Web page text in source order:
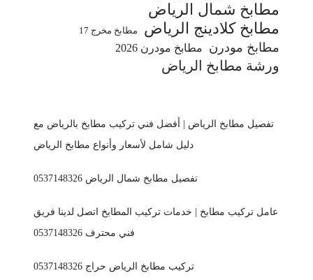
مطابخ شمال الرياض
مطابخ كلادينج الرياض
مطابخ مخرج 17
مطابخ مودرن مطابخ مودرن 2026
ورشة مطابخ الرياض
تفصيل مطابخ الرياض | أفضل فني تركيب مطابخ بالرياض مع
دليل شامل لأسعار وأنواع مطابخ الرياض
تفصيل مطابخ شمال الرياض 0537148326
عامل تركيب مطابخ | خدمات تركيب المطابخ اتصل لدينا فريق
فني محترف 0537148326
تركيب مطابخ الرياض حراج 0537148326